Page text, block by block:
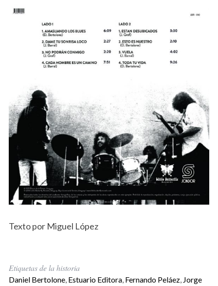
Texto por Miguel López
Etiquetas de la historia
Daniel Bertolone, Estuario Editora, Fernando Peláez, Jorge